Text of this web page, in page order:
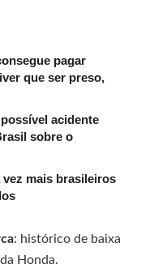
pagar
que ser preso,
acidente
sobre o
vez mais brasileiros
: histórico de baixa
Honda.